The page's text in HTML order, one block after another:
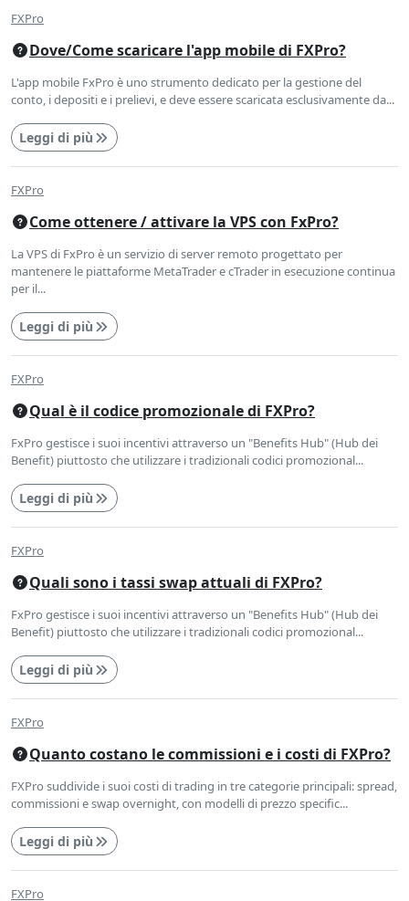
FXPro
Dove/Come scaricare l'app mobile di FXPro?
L'app mobile FxPro è uno strumento dedicato per la gestione del
conto, i depositi e i prelievi, e deve essere scaricata esclusivamente da...
Leggi di più
FXPro
Come ottenere / attivare la VPS con FxPro?
La VPS di FxPro è un servizio di server remoto progettato per
mantenere le piattaforme MetaTrader e cTrader in esecuzione continua
per il...
Leggi di più
FXPro
Qual è il codice promozionale di FXPro?
FxPro gestisce i suoi incentivi attraverso un "Benefits Hub" (Hub dei
Benefit) piuttosto che utilizzare i tradizionali codici promozional...
Leggi di più
FXPro
Quali sono i tassi swap attuali di FXPro?
FxPro gestisce i suoi incentivi attraverso un "Benefits Hub" (Hub dei
Benefit) piuttosto che utilizzare i tradizionali codici promozional...
Leggi di più
FXPro
Quanto costano le commissioni e i costi di FXPro?
FXPro suddivide i suoi costi di trading in tre categorie principali: spread,
commissioni e swap overnight, con modelli di prezzo specific...
Leggi di più
FXPro